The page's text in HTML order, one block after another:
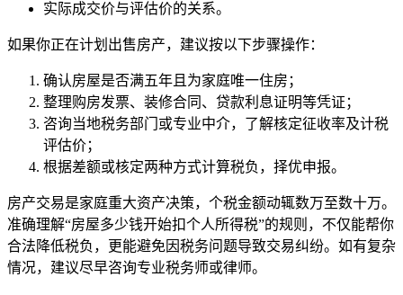
实际成交价与评估价的关系。
如果你正在计划出售房产，建议按以下步骤操作：
确认房屋是否满五年且为家庭唯一住房；
整理购房发票、装修合同、贷款利息证明等凭证；
咨询当地税务部门或专业中介，了解核定征收率及计税
评估价；
根据差额或核定两种方式计算税负，择优申报。
房产交易是家庭重大资产决策，个税金额动辄数万至数十万。
准确理解“房屋多少钱开始扣个人所得税”的规则，不仅能帮你
合法降低税负，更能避免因税务问题导致交易纠纷。如有复杂
情况，建议尽早咨询专业税务师或律师。